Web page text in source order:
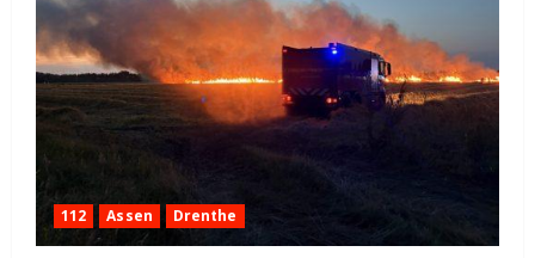
112 Assen Drenthe